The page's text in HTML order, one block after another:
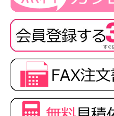
■吸汗速乾
■UVカット効果
■左胸ポケット・両腰ポケット付き
■アームホールに消臭テープ付
■名札ループ
※取り寄せ商品、在庫有無、納期後日連絡